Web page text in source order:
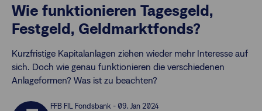
Wie funktionieren Tagesgeld,
Festgeld, Geldmarktfonds?
Kurzfristige Kapitalanlagen ziehen wieder mehr Interesse auf
sich. Doch wie genau funktionieren die verschiedenen
Anlageformen? Was ist zu beachten?
FFB FIL Fondsbank - 09. Jan 2024